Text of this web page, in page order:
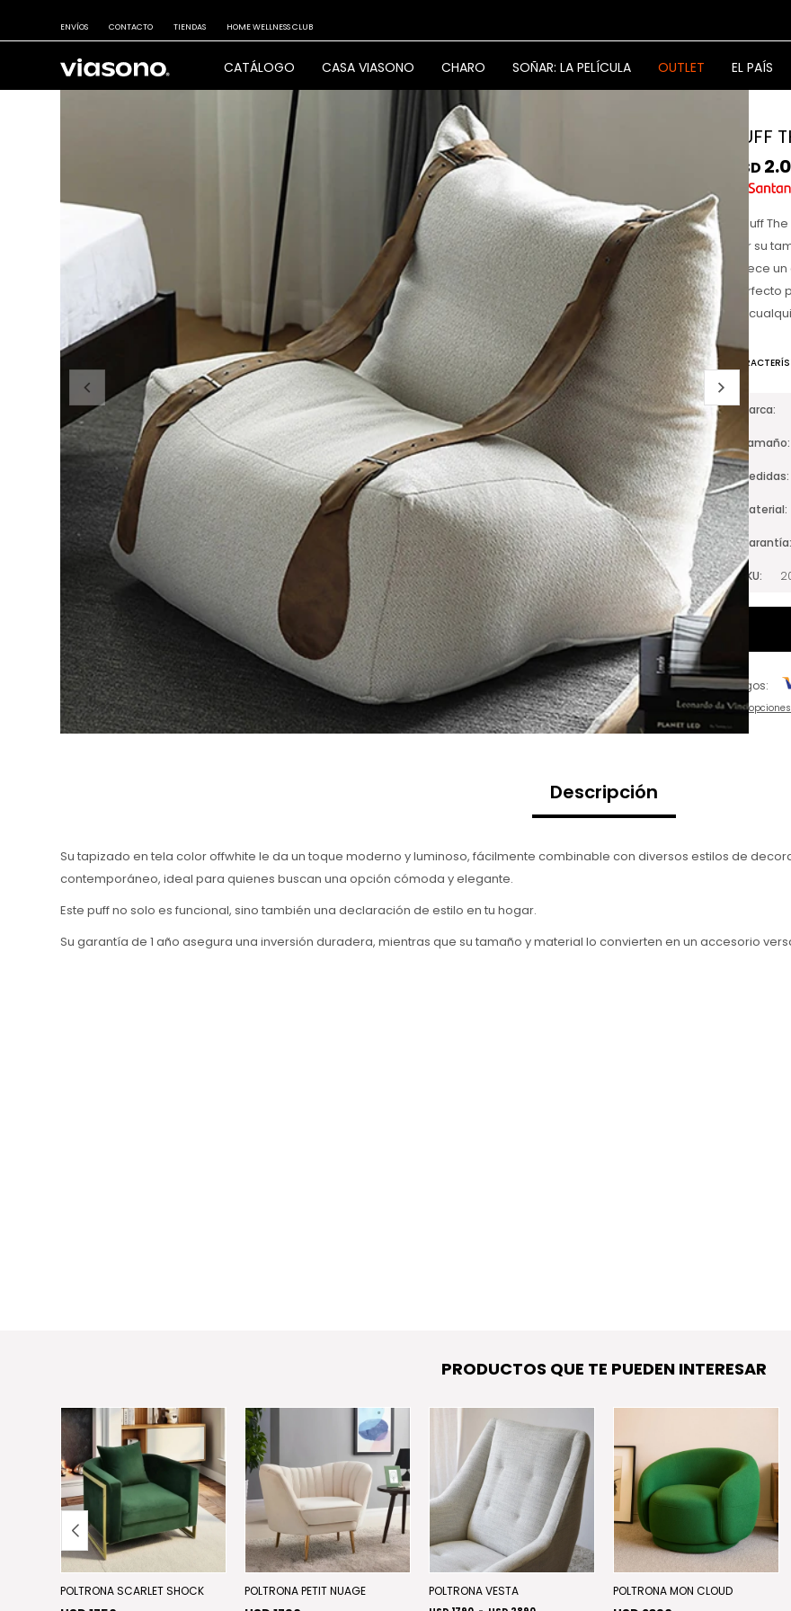
CATÁLOGO CASA VIASONO CHARO SOÑAR: LA PELÍCULA OUTLET EL PAÍS
ENVÍOS CONTACTO TIENDAS HOME WELLNESS CLUB
USD
El Puff
por su
ofrece
perfecto
en
Marca
Tamaño
Medidas
Material
Garantía
SKU
Pagos:
Ver
Descripción
Su tapizado en tela color offwhite le da un toque moderno y luminoso, fácilmente combinable con diversos estilos de
contemporáneo, ideal para quienes buscan una opción cómoda y elegante.
Este puff no solo es funcional, sino también una declaración de estilo en tu hogar.
Su garantía de 1 año asegura una inversión duradera, mientras que su tamaño y material lo convierten en un accesorio
PRODUCTOS QUE TE PUEDEN INTERESAR
POLTRONA SCARLET SHOCK POLTRONA PETIT NUAGE POLTRONA VESTA POLTRONA MON CLOUD